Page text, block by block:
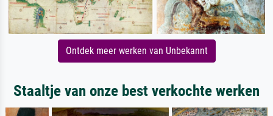
Ontdek meer werken van Unbekannt
Staaltje van onze best verkochte werken